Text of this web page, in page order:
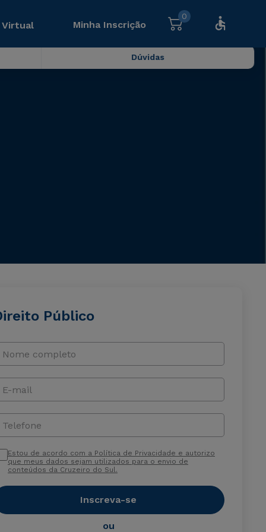
Virtual Minha Inscrição
0
Dúvidas
Público
Nome completo
E-mail
Telefone
Estou de acordo com a Política de Privacidade e autorizo
que meus dados sejam utilizados para o envio de
conteúdos da Cruzeiro do Sul.
Inscreva-se
ou